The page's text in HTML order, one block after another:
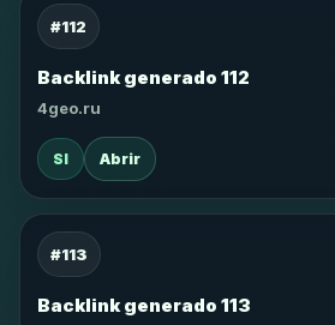
#112
Backlink generado 112
4geo.ru
SI Abrir
#113
Backlink generado 113